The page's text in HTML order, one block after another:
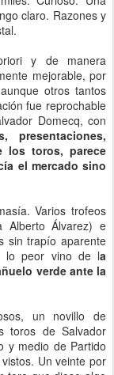
claro. Razones y
y de manera
mejorable, por
otros tantos
fue reprochable
Domecq, con
presentaciones,
los toros, parece
el mercado sino
Varios trofeos
Álvarez) e
sin trapío aparente
lo peor vino de la
verde ante la
un novillo de
toros de Salvador
y medio de Partido
Un veinte por